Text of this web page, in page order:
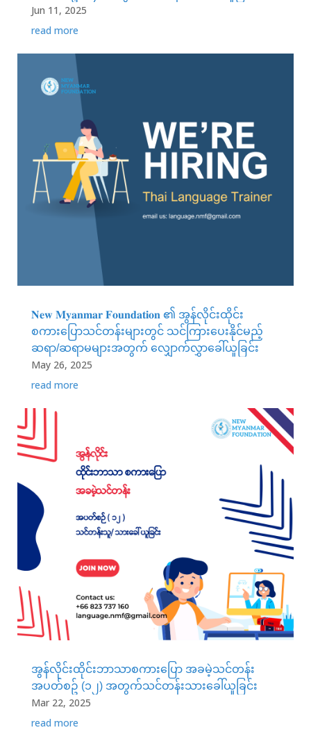
Jun 11, 2025
read more
𝐍𝐞𝐰 𝐌𝐲𝐚𝐧𝐦𝐚𝐫 𝐅𝐨𝐮𝐧𝐝𝐚𝐭𝐢𝐨𝐧 ၏ အွန်လိုင်းထိုင်း
စကားပြောသင်တန်းများတွင် သင်ကြားပေးနိုင်မည့်
ဆရာ/ဆရာမများအတွက် လျှောက်လွှာခေါ်ယူခြင်း
May 26, 2025
read more
အွန်လိုင်းထိုင်းဘာသာစကားပြော အခမဲ့သင်တန်း
အပတ်စဥ် (၁၂) အတွက်သင်တန်းသားခေါ်ယူခြင်း
Mar 22, 2025
read more